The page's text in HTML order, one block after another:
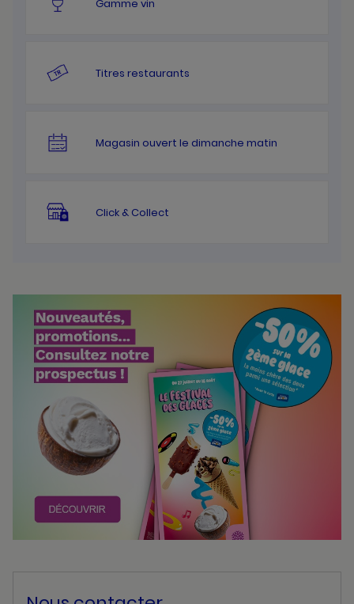
Gamme vin
Titres restaurants
Magasin ouvert le dimanche matin
Click & Collect